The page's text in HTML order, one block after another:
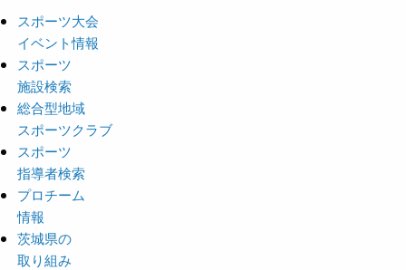
スポーツ大会
イベント情報
スポーツ
施設検索
総合型地域
スポーツクラブ
スポーツ
指導者検索
プロチーム
情報
茨城県の
取り組み